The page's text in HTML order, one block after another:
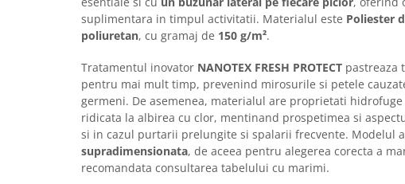
Produse Antibacteriene
Articole pentru baie
Articole pentru bucatarie
Maturi, mopuri si galeti
Hartie igienica, prosoape hartie si
Articole pentru rufe, casa,
geamuri, mobila
suplimentara in timpul activitatii. Materialul este Poliester
poliuretan, cu gramaj de 150 g/m².
Tratamentul inovator NANOTEX FRESH PROTECT pastreaza
pentru mai mult timp, prevenind mirosurile si petele
germeni. De asemenea, materialul are proprietati
ridicata la albirea cu clor, mentinand prospetimea si
si in cazul purtarii prelungite si spalarii frecvente. Modelul
supradimensionata, de aceea pentru alegerea corecta a
recomandata consultarea tabelului cu marimi.